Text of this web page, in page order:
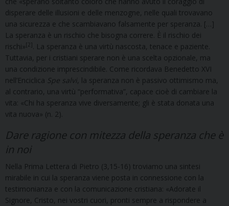
disperare delle illusioni e delle menzogne, nelle quali trovavano
una sicurezza e che scambiavano falsamente per speranza. […]
La speranza è un rischio che bisogna correre. È il rischio dei
rischi»[2]
. La speranza è una virtù nascosta, tenace e paziente.
Tuttavia, per i cristiani sperare non è una scelta opzionale, ma
una condizione imprescindibile. Come ricordava Benedetto XVI
nell’Enciclica Spe salvi, la speranza non è passivo ottimismo ma,
al contrario, una virtù “performativa”, capace cioè di cambiare la
vita: «Chi ha speranza vive diversamente; gli è stata donata una
vita nuova» (n. 2).
Dare ragione con mitezza della speranza che è
in noi
Nella Prima Lettera di Pietro (3,15-16) troviamo una sintesi
mirabile in cui la speranza viene posta in connessione con la
testimonianza e con la comunicazione cristiana: «Adorate il
Signore, Cristo, nei vostri cuori, pronti sempre a rispondere a